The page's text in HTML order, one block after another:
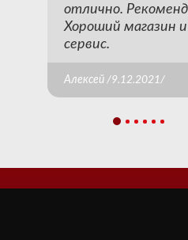
отлично.
Хороший магазин и
сервис.
Алексей /9.12.2021/